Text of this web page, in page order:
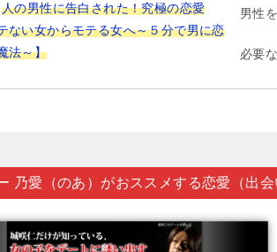
人の男性に告白された！究極の恋愛
ない女からモテる女へ～５分で男に恋
法～】
男性
必要
乃愛（のあ）がおススメする恋愛（出